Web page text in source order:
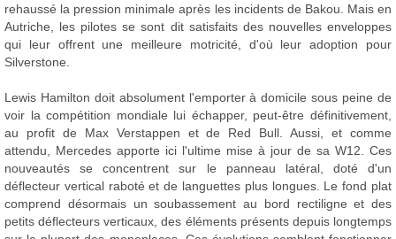
rehaussé la pression minimale après les incidents de Bakou. Mais en
Autriche, les pilotes se sont dit satisfaits des nouvelles enveloppes
qui leur offrent une meilleure motricité, d'où leur adoption pour
Silverstone.
Lewis Hamilton doit absolument l'emporter à domicile sous peine de
voir la compétition mondiale lui échapper, peut-être définitivement,
au profit de Max Verstappen et de Red Bull. Aussi, et comme
attendu, Mercedes apporte ici l'ultime mise à jour de sa W12. Ces
nouveautés se concentrent sur le panneau latéral, doté d'un
déflecteur vertical raboté et de languettes plus longues. Le fond plat
comprend désormais un soubassement au bord rectiligne et des
petits déflecteurs verticaux, des éléments présents depuis longtemps